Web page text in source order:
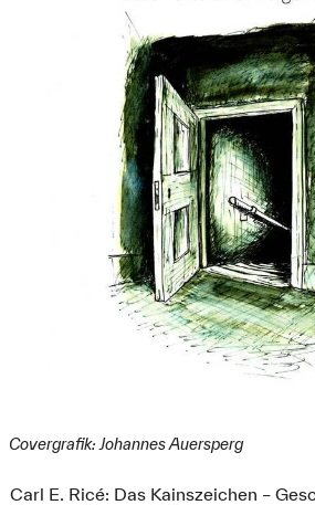
Covergrafik: Johannes Auersperg
Carl E. Ricé: Das Kainszeichen –